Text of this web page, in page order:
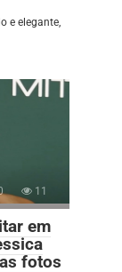
e elegante,
11
em
fotos